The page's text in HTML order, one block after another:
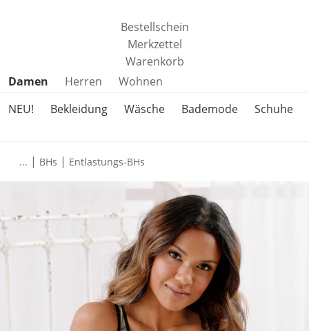
Bestellschein
Merkzettel
Warenkorb
Produktkategorien überspringen
Damen Herren
Wohnen
NEU!
Bekleidung Wäsche Bademode Schuhe
... | BHs | Entlastungs-BHs